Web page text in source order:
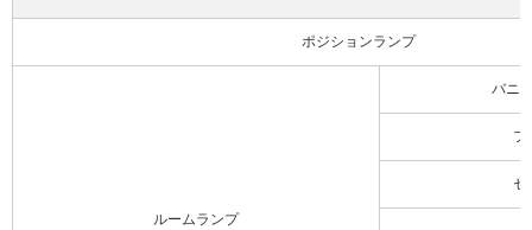
ポジションランプ
ルームランプ
バニ
フ
セ